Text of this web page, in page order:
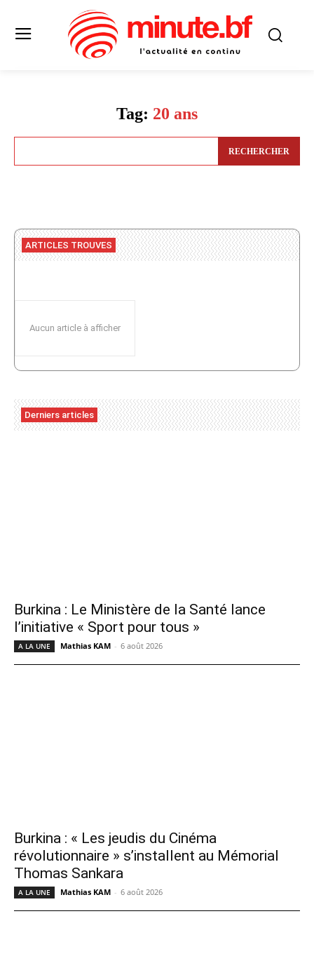
Tag: 20 ans
RECHERCHER
ARTICLES TROUVES
Aucun article à afficher
Derniers articles
Burkina : Le Ministère de la Santé lance
l’initiative « Sport pour tous »
A LA UNE Mathias KAM - 6 août 2026
Burkina : « Les jeudis du Cinéma
révolutionnaire » s’installent au Mémorial
Thomas Sankara
A LA UNE Mathias KAM - 6 août 2026